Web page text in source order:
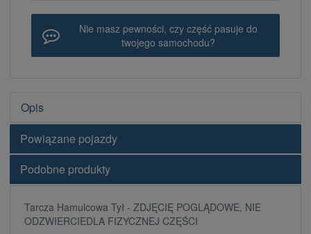
Nie masz pewności, czy część pasuje do
twojego samochodu?
Opis
Powiązane pojazdy
Podobne produkty
Tarcza Hamulcowa Tył - ZDJĘCIĘ POGLĄDOWE, NIE
ODZWIERCIEDLA FIZYCZNEJ CZĘŚCI